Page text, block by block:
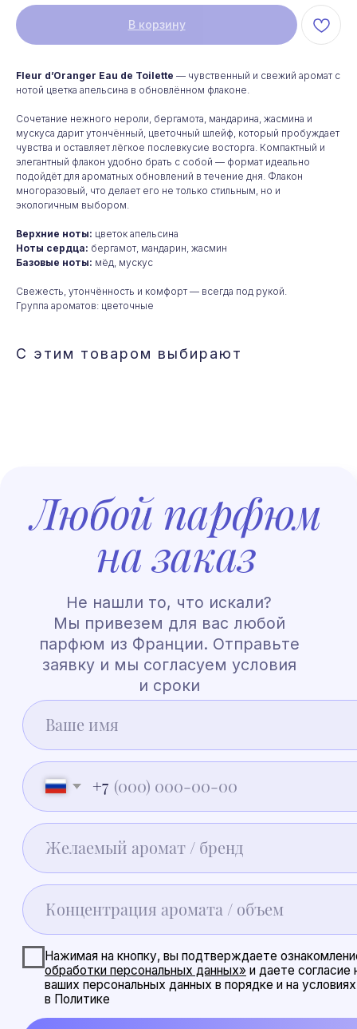
В корзину
Fleur d’Oranger Eau de Toilette — чувственный и свежий аромат с
нотой цветка апельсина в обновлённом флаконе.
Сочетание нежного нероли, бергамота, мандарина, жасмина и
мускуса дарит утончённый, цветочный шлейф, который пробуждает
чувства и оставляет лёгкое послевкусие восторга. Компактный и
элегантный флакон удобно брать с собой — формат идеально
подойдёт для ароматных обновлений в течение дня. Флакон
многоразовый, что делает его не только стильным, но и
экологичным выбором.
Верхние ноты: цветок апельсина
Ноты сердца: бергамот, мандарин, жасмин
Базовые ноты: мёд, мускус
Свежесть, утончённость и комфорт — всегда под рукой.
Группа ароматов: цветочные
С этим товаром выбирают
Не нашли то, что искали?
Мы привезем для вас любой
и сроки
Любой парфюм
на заказ
Нажимая на кнопку, вы подтверждаете ознакомление с
обработки персональных данных»и даете согласие на обработку
ваших персональных данных в порядке и на условиях, указанных
Индивидуальный заказ